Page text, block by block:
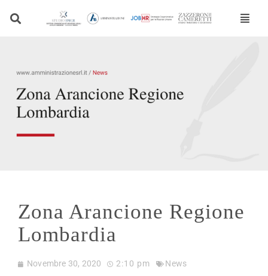
Zona Arancione Regione
Lombardia
Novembre 30, 2020 2:10 pm News